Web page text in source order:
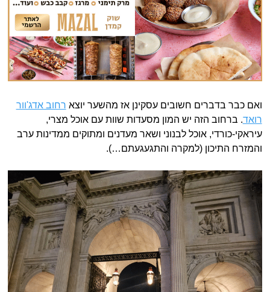
ואם כבר בדברים חשובים עסקינן אז מהשער יוצא רחוב אדג'וור
רואד. ברחוב הזה יש המון מסעדות שוות עם אוכל מצרי,
עיראקי-כורדי, אוכל לבנוני ושאר מעדנים ומתוקים ממדינות ערב
והמזרח התיכון (למקרה והתגעגעתם…).